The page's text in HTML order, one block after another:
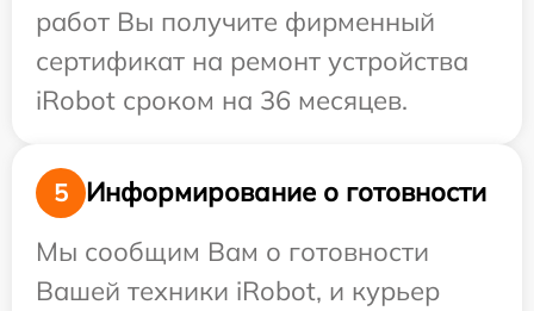
работ Вы получите фирменный
сертификат на ремонт устройства
iRobot сроком на 36 месяцев.
5
Информирование о готовности
Мы сообщим Вам о готовности
Вашей техники iRobot, и курьер